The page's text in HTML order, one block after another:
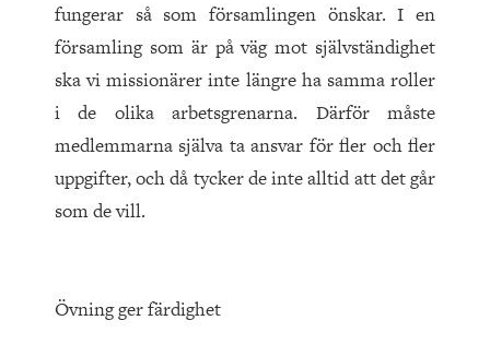
fungerar så som församlingen öns­kar. I en
församling som är på väg mot självständighet
ska vi missionärer inte längre ha samma roller
i de olika arbetsgrenarna. Därför måste
medlemmarna själva ta ansvar för fler och fler
uppgifter, och då tycker de inte alltid att det går
som de vill.
Övning ger färdighet